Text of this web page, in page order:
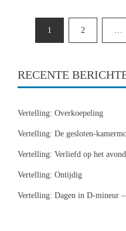
Berichten
paginering
1 2 …
RECENTE
Vertelling: Overkoepeling
Vertelling: De gesloten-
Vertelling: Verliefd op het
Vertelling: Ontijdig
Vertelling: Dagen in D-mineur